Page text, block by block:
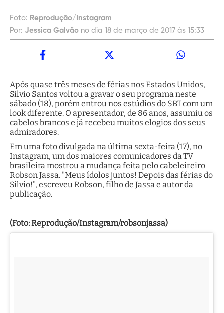
Foto: Reprodução/Instagram
Por: Jessica Galvão no dia 18 de março de 2017 às 15:33
Após quase três meses de férias nos Estados Unidos,
Silvio Santos voltou a gravar o seu programa neste
sábado (18), porém entrou nos estúdios do SBT com um
look diferente. O apresentador, de 86 anos, assumiu os
cabelos brancos e já recebeu muitos elogios dos seus
admiradores.
Em uma foto divulgada na última sexta-feira (17), no
Instagram, um dos maiores comunicadores da TV
brasileira mostrou a mudança feita pelo cabeleireiro
Robson Jassa. "Meus ídolos juntos! Depois das férias do
Silvio!", escreveu Robson, filho de Jassa e autor da
publicação.
(Foto: Reprodução/Instagram/robsonjassa)